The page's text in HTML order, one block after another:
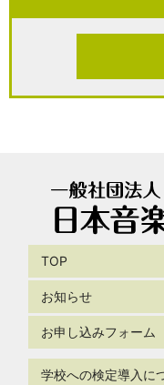
TOP
お知らせ
お申し込みフォーム
学校への検定導入に